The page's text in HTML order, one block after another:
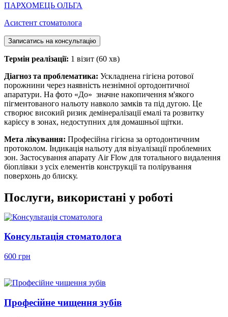
ПАРХОМЕЦЬ ОЛЬГА
Асистент стоматолога
Записатись на консультацію
Термін реалізації: 1 візит (60 хв)
Діагноз та проблематика: Ускладнена гігієна ротової
порожнини через наявність незнімної ортодонтичної
апаратури. На фото «До» значне накопичення м'якого
пігментованого нальоту навколо замків та під дугою. Це
створює високий ризик демінералізації емалі та розвитку
карієсу в зонах, недоступних для домашньої щітки.
Мета лікування: Професійна гігієна за ортодонтичним
протоколом. Індикація нальоту для візуалізації проблемних
зон. Застосування апарату Air Flow для тотального видалення
біоплівки з усіх елементів конструкції та полірування
поверхонь до блиску.
Послуги, використані у роботі
Консультація стоматолога
600 грн
Професійне чищення зубів